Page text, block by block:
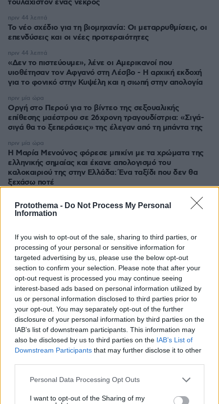
Protothema - Do Not Process My Personal
Information
If you wish to opt-out of the sale, sharing to third parties, or
processing of your personal or sensitive information for
targeted advertising by us, please use the below opt-out
section to confirm your selection. Please note that after your
opt-out request is processed you may continue seeing
interest-based ads based on personal information utilized by
us or personal information disclosed to third parties prior to
your opt-out. You may separately opt-out of the further
disclosure of your personal information by third parties on the
IAB’s list of downstream participants. This information may
also be disclosed by us to third parties on the IAB’s List of
Downstream Participants that may further disclose it to other
Please note that this website/app uses one or more Google
not limited to your visit or usage behaviour. You may click to
Personal Data Processing Opt Outs
I want to opt-out of the Sharing of my
τουλάχιστον ένας νεκρός
Το νέο σχέδιο για τη βιομηχανία: Οι μεταρρυθμίσεις, οι
επενδύσεις και οι νέες προτεραιότητες
πριν 44 λεπτά
«Δεν το πιστεύουμε», λένε οι Αμερικανοί που
υιοθέτησαν τον Αφγανό στη Λέσβο - Η αρχική εκδοχή
για το φονικό στην Κυψέλη και η σιωπή στην απολογία
πριν 44 λεπτά
Οργή στο Περού για το βίντεο της σεξουαλικής
επίθεσης μαέστρου σε 26χρονη τραγουδίστρια: «Σιγά-
σιγά θα το ξεπεράσεις» της έλεγαν από τη μπάντα της
πριν μία ώρα
Η Μαρία Μενούνος φόρεσε μπικίνι με τα χρώματα της
ελληνικής σημαίας και έκανε απολογισμό του
καλοκαιριού της στην Ελλάδα: Ένα ταξίδι που δεν θα
ξεχάσω ποτέ
πριν μία ώρα
Προφυλακίστηκαν ο δήμαρχος Στυλίδας και δύο ακόμη
κατηγορούμενοι για την πυρκαγιά στη Βοιωτία
ΔΕΙΤΕ ΟΛΕΣ ΤΙΣ ΕΙΔΗΣΕΙΣ
ΤΑ ΠΙΟ ΔΗΜΟΦΙΛΗ